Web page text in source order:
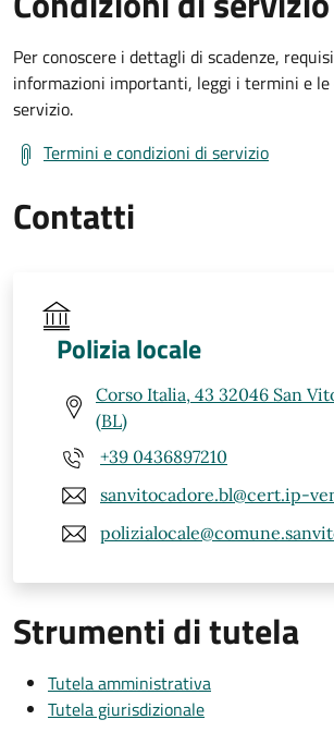
Per conoscere i dettagli di scadenze,
informazioni importanti, leggi i termini e le
servizio.
Termini e condizioni di servizio
Contatti
Polizia locale
Corso Italia, 43 32046 San
(BL)
+39 0436897210
sanvitocadore.bl@cert.ip-
Strumenti di tutela
Tutela amministrativa
Tutela giurisdizionale